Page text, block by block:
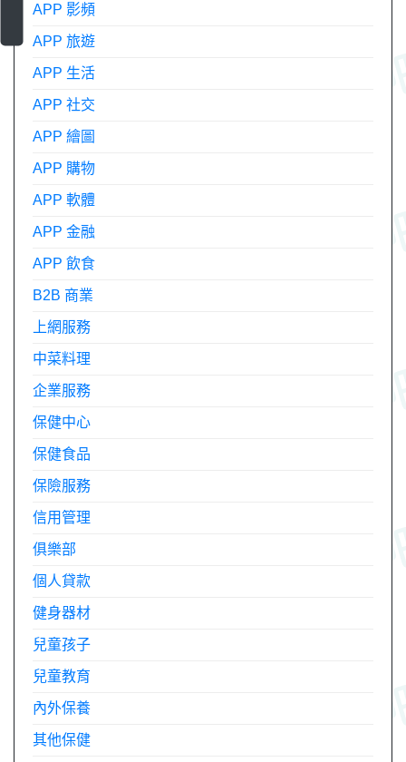
APP 影頻
APP 旅遊
APP 生活
APP 社交
APP 繪圖
APP 購物
APP 軟體
APP 金融
APP 飲食
B2B 商業
上網服務
中菜料理
企業服務
保健中心
保健食品
保險服務
信用管理
俱樂部
個人貸款
健身器材
兒童孩子
兒童教育
內外保養
其他保健